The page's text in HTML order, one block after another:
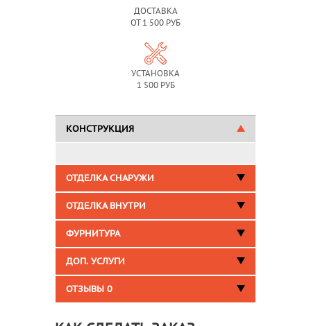
ДОСТАВКА
ОТ 1 500 РУБ
УСТАНОВКА
1 500 РУБ
КОНСТРУКЦИЯ
ОТДЕЛКА СНАРУЖИ
ОТДЕЛКА ВНУТРИ
ФУРНИТУРА
ДОП. УСЛУГИ
ОТЗЫВЫ 0